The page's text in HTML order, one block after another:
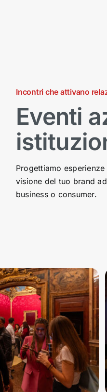
Incontri che attivano
Eventi
Progettiamo
visione del tuo brand
business o consumer.